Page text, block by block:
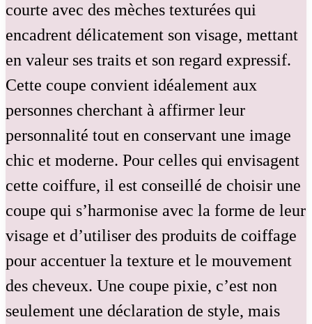
courte avec des mèches texturées qui
encadrent délicatement son visage, mettant
en valeur ses traits et son regard expressif.
Cette coupe convient idéalement aux
personnes cherchant à affirmer leur
personnalité tout en conservant une image
chic et moderne. Pour celles qui envisagent
cette coiffure, il est conseillé de choisir une
coupe qui s’harmonise avec la forme de leur
visage et d’utiliser des produits de coiffage
pour accentuer la texture et le mouvement
des cheveux. Une coupe pixie, c’est non
seulement une déclaration de style, mais